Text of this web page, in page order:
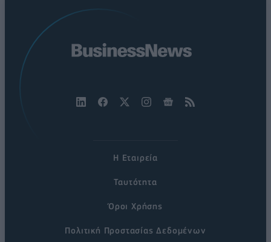
Η Εταιρεία
Ταυτότητα
Όροι Χρήσης
Πολιτική Προστασίας Δεδομένων